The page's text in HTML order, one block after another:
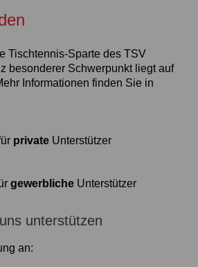
Tischtennis-Sparte des TSV
besonderer Schwerpunkt liegt auf
Informationen finden Sie in
private Unterstützer
gewerbliche Unterstützer
unterstützen
an: